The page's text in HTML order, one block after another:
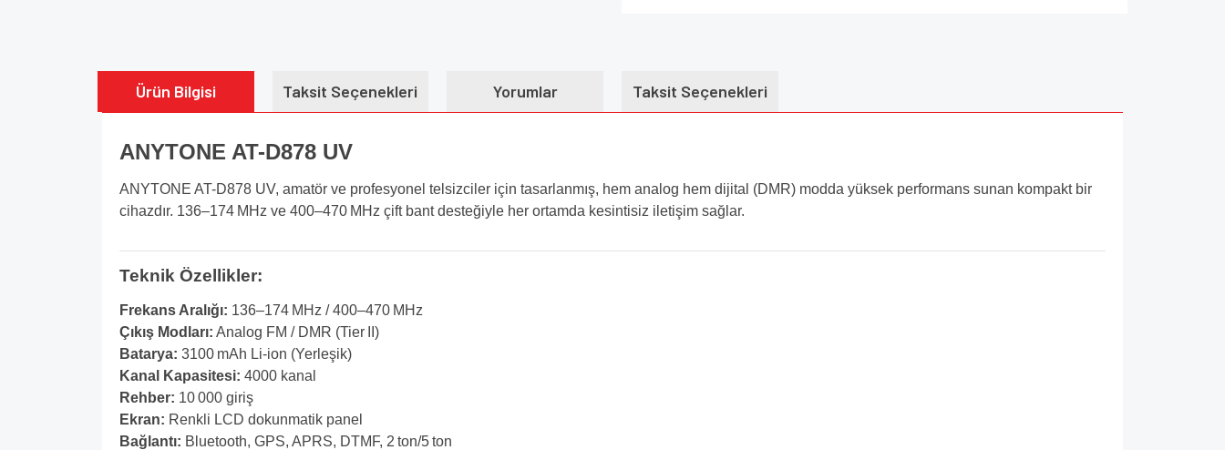
Ürün Bilgisi Taksit Seçenekleri Yorumlar Taksit Seçenekleri
ANYTONE AT-D878 UV
ANYTONE AT-D878 UV, amatör ve profesyonel telsizciler için tasarlanmış, hem analog hem dijital (DMR) modda yüksek performans sunan kompakt bir
cihazdır. 136–174 MHz ve 400–470 MHz çift bant desteğiyle her ortamda kesintisiz iletişim sağlar.
Teknik Özellikler:
Frekans Aralığı: 136–174 MHz / 400–470 MHz
Çıkış Modları: Analog FM / DMR (Tier II)
Batarya: 3100 mAh Li‑ion (Yerleşik)
Kanal Kapasitesi: 4000 kanal
Rehber: 10 000 giriş
Ekran: Renkli LCD dokunmatik panel
Bağlantı: Bluetooth, GPS, APRS, DTMF, 2 ton/5 ton